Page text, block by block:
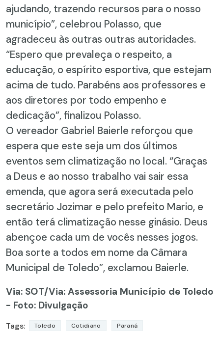
ajudando, trazendo recursos para o nosso
município”, celebrou Polasso, que
agradeceu às outras outras autoridades.
“Espero que prevaleça o respeito, a
educação, o espírito esportiva, que estejam
acima de tudo. Parabéns aos professores e
aos diretores por todo empenho e
dedicação”, finalizou Polasso.
O vereador Gabriel Baierle reforçou que
espera que este seja um dos últimos
eventos sem climatização no local. “Graças
a Deus e ao nosso trabalho vai sair essa
emenda, que agora será executada pelo
secretário Jozimar e pelo prefeito Mario, e
então terá climatização nesse ginásio. Deus
abençoe cada um de vocês nesses jogos.
Boa sorte a todos em nome da Câmara
Municipal de Toledo”, exclamou Baierle.
Via: SOT/Via: Assessoria Município de Toledo
- Foto: Divulgação
Tags: Toledo Cotidiano Paraná